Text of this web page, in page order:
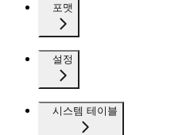
포맷
설정
시스템 테이블